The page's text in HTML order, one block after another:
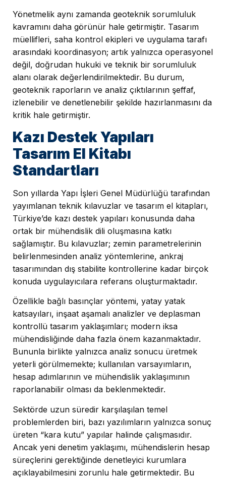
Yönetmelik aynı zamanda geoteknik sorumluluk
kavramını daha görünür hale getirmiştir. Tasarım
müellifleri, saha kontrol ekipleri ve uygulama tarafı
arasındaki koordinasyon; artık yalnızca operasyonel
değil, doğrudan hukuki ve teknik bir sorumluluk
alanı olarak değerlendirilmektedir. Bu durum,
geoteknik raporların ve analiz çıktılarının şeffaf,
izlenebilir ve denetlenebilir şekilde hazırlanmasını da
kritik hale getirmiştir.
Kazı Destek Yapıları
Tasarım El Kitabı
Standartları
Son yıllarda Yapı İşleri Genel Müdürlüğü tarafından
yayımlanan teknik kılavuzlar ve tasarım el kitapları,
Türkiye’de kazı destek yapıları konusunda daha
ortak bir mühendislik dili oluşmasına katkı
sağlamıştır. Bu kılavuzlar; zemin parametrelerinin
belirlenmesinden analiz yöntemlerine, ankraj
tasarımından dış stabilite kontrollerine kadar birçok
konuda uygulayıcılara referans oluşturmaktadır.
Özellikle bağlı basınçlar yöntemi, yatay yatak
katsayıları, inşaat aşamalı analizler ve deplasman
kontrollü tasarım yaklaşımları; modern iksa
mühendisliğinde daha fazla önem kazanmaktadır.
Bununla birlikte yalnızca analiz sonucu üretmek
yeterli görülmemekte; kullanılan varsayımların,
hesap adımlarının ve mühendislik yaklaşımının
raporlanabilir olması da beklenmektedir.
Sektörde uzun süredir karşılaşılan temel
problemlerden biri, bazı yazılımların yalnızca sonuç
üreten “kara kutu” yapılar halinde çalışmasıdır.
Ancak yeni denetim yaklaşımı, mühendislerin hesap
süreçlerini gerektiğinde denetleyici kurumlara
açıklayabilmesini zorunlu hale getirmektedir. Bu